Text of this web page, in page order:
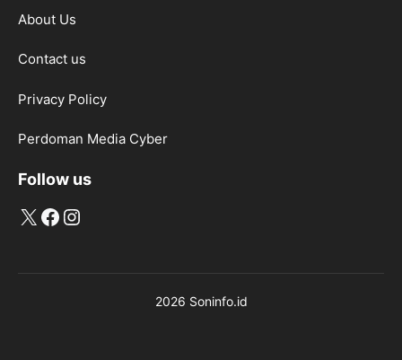
About Us
Contact us
Privacy Policy
Perdoman Media Cyber
Follow us
X Facebook
Instagram
2026 Soninfo.id